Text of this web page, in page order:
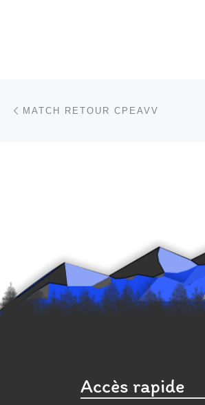
Parcourir les articles
MATCH RETOUR CPEAVV
Accès rapide